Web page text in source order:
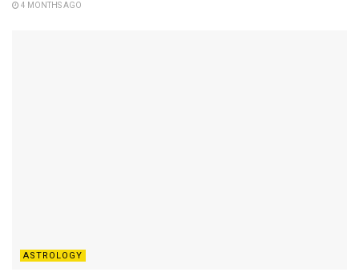
4 MONTHS AGO
ASTROLOGY